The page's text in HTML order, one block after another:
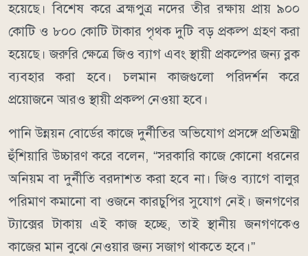
হয়েছে। বিশেষ করে ব্রহ্মপুত্র নদের তীর রক্ষায় প্রায় ৯০০
কোটি ও ৮০০ কোটি টাকার পৃথক দুটি বড় প্রকল্প গ্রহণ করা
হয়েছে। জরুরি ক্ষেত্রে জিও ব্যাগ এবং স্থায়ী প্রকল্পের জন্য ব্লক
ব্যবহার করা হবে। চলমান কাজগুলো পরিদর্শন করে
প্রয়োজনে আরও স্থায়ী প্রকল্প নেওয়া হবে।
পানি উন্নয়ন বোর্ডের কাজে দুর্নীতির অভিযোগ প্রসঙ্গে প্রতিমন্ত্রী
হুঁশিয়ারি উচ্চারণ করে বলেন, “সরকারি কাজে কোনো ধরনের
অনিয়ম বা দুর্নীতি বরদাশত করা হবে না। জিও ব্যাগে বালুর
পরিমাণ কমানো বা ওজনে কারচুপির সুযোগ নেই। জনগণের
ট্যাক্সের টাকায় এই কাজ হচ্ছে, তাই স্থানীয় জনগণকেও
কাজের মান বুঝে নেওয়ার জন্য সজাগ থাকতে হবে।”